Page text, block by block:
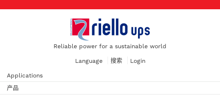
Reliable power for a sustainable world
Language 搜索 Login
Applications
产品